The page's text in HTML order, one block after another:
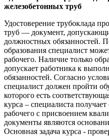
железобетонных труб
Удостоверение трубоклада
труб — документ,
должностных обязанностей.
образования специалист
рабочего. Наличие только
допускает работника к
обязанностей. Согласно
специалист должен пройти
которого есть
курса – специалиста
рабочего с присвоением
документы являются
Основная задача курса -